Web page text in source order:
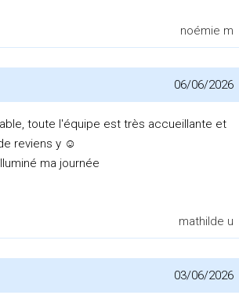
noémie m
06/06/2026
toute l'équipe est très accueillante et
reviens y ☺️
ma journée
mathilde u
03/06/2026